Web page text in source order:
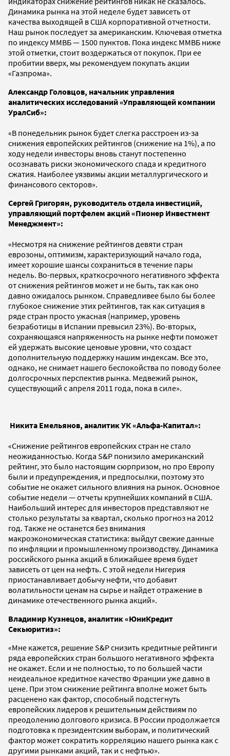
Динамика рынка на этой неделе будет зависеть от
качества выходящей в США корпоративной отчетности.
Наш рынок последует за американским. Ключевая отметка
по индексу ММВБ — 1500 пунктов. Пока индекс ММВБ ниже
этой отметки, стоит воздержаться от покупок. При ее
пробитии вверх, мы рекомендуем покупать акции
«Газпрома».
Александр Головцов, начальник управления
аналитических исследований «Управляющей компании
УралСиб»:
«В понедельник рынок будет слегка расстроен из-за
снижения европейских рейтингов (снижение на 1%), а по
ходу недели инвесторы вновь станут постепенно
осознавать риски экономического спада и кредитного
сжатия. Наиболее уязвимы акции металлургического и
финансового секторов».
Сергей Григорян, руководитель отдела инвестиций,
управляющий портфелем акций «Пионер Инвестмент
Менеджмент»:
«Несмотря на снижение рейтингов девяти стран
еврозоны, оптимизм, характеризующий начало года,
имеет хорошие шансы сохраниться в течение пары
недель. Во-первых, краткосрочного негативного эффекта
от снижения рейтингов может и не быть, так как оно
давно ожидалось рынком. Справедливее было бы более
глубокое снижение этих рейтингов, так как ситуация в
ряде стран просто ужасная (например, уровень
безработицы в Испании превысил 23%). Во-вторых,
сохраняющаяся напряженность на рынке нефти поможет
ей удержать высокие ценовые уровни, что создаст
дополнительную поддержку нашим индексам. Все это,
однако, не снимает нашего беспокойства по поводу более
долгосрочных перспектив рынка. Медвежий рынок,
существующий с апреля 2011 года, пока в силе».
Никита Емельянов, аналитик УК «Альфа-Капитал»:
«Снижение рейтингов европейских стран не стало
неожиданностью. Когда S&P понизило американский
рейтинг, это было настоящим сюрпризом, но про Европу
были и предупреждения, и предпосылки, поэтому это
событие не окажет сильного влияния на рынок. Основное
событие недели — отчеты крупнейших компаний в США.
Наибольший интерес для инвесторов представляют не
столько результаты за квартал, сколько прогноз на 2012
год. Также не останется без внимания
макроэкономическая статистика: выйдут свежие данные
по инфляции и промышленному производству. Динамика
российского рынка акций в ближайшее время будет
зависеть от цен на нефть. С этой недели Нигерия
приостанавливает добычу нефти, что добавит
волатильности ценам на сырье и найдет отражение в
динамике отечественного рынка акций».
Владимир Кузнецов, аналитик «ЮниКредит
Секьюритиз»:
«Мне кажется, решение S&P снизить кредитные рейтинги
ряда европейских стран большого негативного эффекта
не окажет. Если и не полностью, то по большей части
неидеальное кредитное качество Франции уже давно в
цене. При этом снижение рейтинга вполне может быть
расценено как фактор, способный подстегнуть
европейских лидеров к решительным действиям по
преодолению долгового кризиса. В России продолжается
подготовка к президентским выборам, и политический
фактор может сократить корреляцию нашего рынка как с
другими рынками акций, так и с нефтью».